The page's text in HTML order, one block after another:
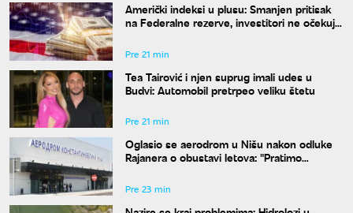
Američki indeksi u plusu: Smanjen pritisak
na Federalne rezerve, investitori ne očekuju
Pre 21 min
Tea Tairović i njen suprug imali udes u
Budvi: Automobil pretrpeo veliku štetu
Pre 21 min
Oglasio se aerodrom u Nišu nakon odluke
Rajanera o obustavi letova: "Pratimo
Pre 23 min